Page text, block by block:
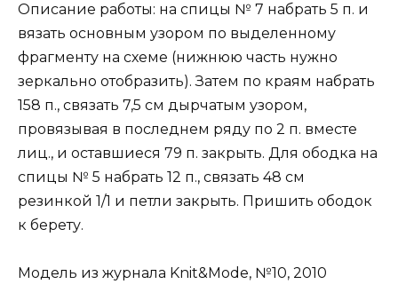
Описание работы: на спицы № 7 набрать 5 п. и
вязать основным узором по выделенному
фрагменту на схеме (нижнюю часть нужно
зеркально отобразить). Затем по краям набрать
158 п., связать 7,5 см дырчатым узором,
провязывая в последнем ряду по 2 п. вместе
лиц., и оставшиеся 79 п. закрыть. Для ободка на
спицы № 5 набрать 12 п., связать 48 см
резинкой 1/1 и петли закрыть. Пришить ободок
к берету.
Модель из журнала Knit&Mode, №10, 2010